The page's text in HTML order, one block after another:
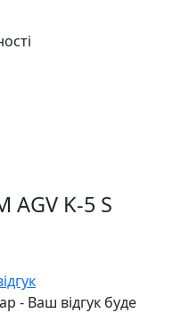
K-5 S
- Ваш відгук буде